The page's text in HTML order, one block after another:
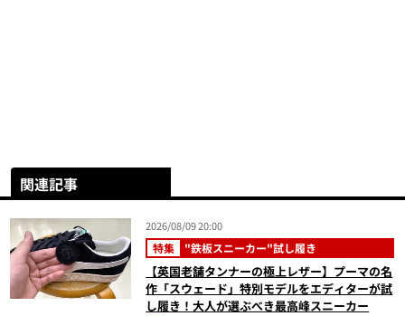
関連記事
2026/08/09 20:00
特集 "鉄板スニーカー"試し履き
【英国老舗タンナーの極上レザー】プーマの名
作「スウェード」特別モデルをエディターが試
し履き！大人が選ぶべき最高峰スニーカー